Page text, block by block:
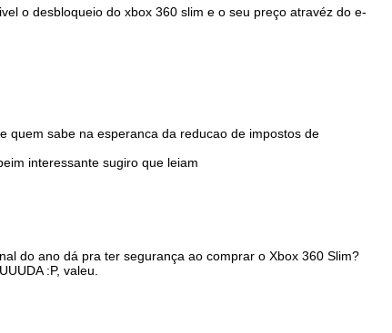
o desbloqueio do xbox 360 slim e o seu preço atravéz do e-
quem sabe na esperanca da reducao de impostos de
interessante sugiro que leiam
do ano dá pra ter segurança ao comprar o Xbox 360 Slim?
:P, valeu.